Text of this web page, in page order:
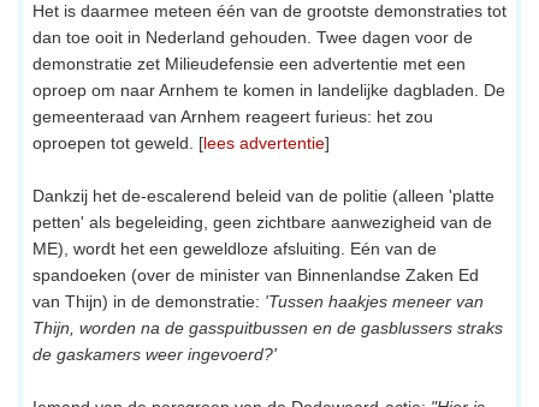
Het is daarmee meteen één van de grootste demonstraties tot
dan toe ooit in Nederland gehouden. Twee dagen voor de
demonstratie zet Milieudefensie een advertentie met een
oproep om naar Arnhem te komen in landelijke dagbladen. De
gemeenteraad van Arnhem reageert furieus: het zou
oproepen tot geweld. [lees advertentie]
Dankzij het de-escalerend beleid van de politie (alleen 'platte
petten' als begeleiding, geen zichtbare aanwezigheid van de
ME), wordt het een geweldloze afsluiting. Eén van de
spandoeken (over de minister van Binnenlandse Zaken Ed
van Thijn) in de demonstratie: 'Tussen haakjes meneer van
Thijn, worden na de gasspuitbussen en de gasblussers straks
de gaskamers weer ingevoerd?'